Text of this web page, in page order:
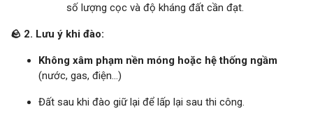
số lượng cọc và độ kháng đất cần đạt.
🪨 2. Lưu ý khi đào:
Không xâm phạm nền móng hoặc hệ thống ngầm
(nước, gas, điện…)
Đất sau khi đào giữ lại để lấp lại sau thi công.